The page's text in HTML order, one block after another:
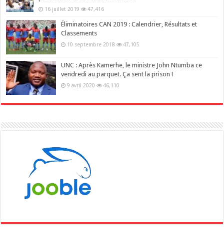
16 juillet 2019 47,416
Éliminatoires CAN 2019 : Calendrier, Résultats et
Classements
10 septembre 2018 47,105
UNC : Après Kamerhe, le ministre John Ntumba ce
vendredi au parquet. Ça sent la prison !
9 avril 2020 46,110